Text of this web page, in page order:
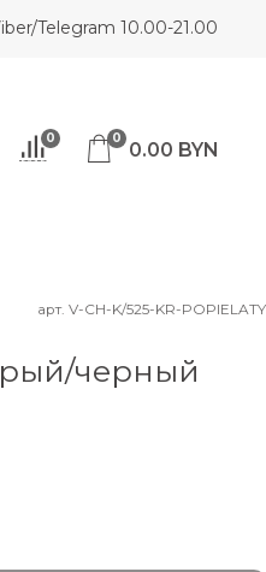
Telegram 10.00-21.00
0 0 0.00 BYN
арт. V-CH-K/525-KR-POPIELATY
черный